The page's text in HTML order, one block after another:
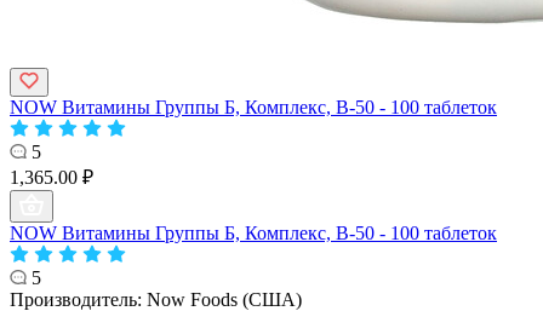
NOW Витамины Группы Б, Комплекс, B-50 - 100 таблеток
5
1,365.00 ₽
NOW Витамины Группы Б, Комплекс, B-50 - 100 таблеток
5
Производитель: Now Foods (США)